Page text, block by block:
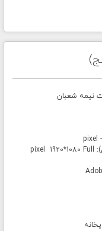
نیمه شعبان
نسخه استوری اینستاگرام یا واتس آپ (موبایل): pixel 1920*1080 Full